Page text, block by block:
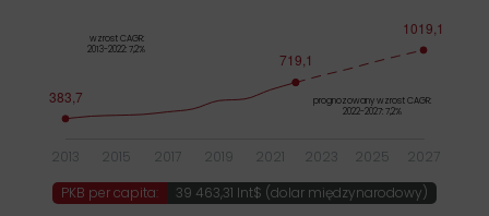
PKB per capita: 39 463,31 Int$ (dolar międzynarodowy)